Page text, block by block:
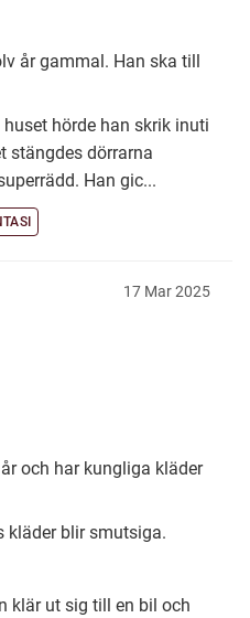
år gammal. Han ska till
hörde han skrik inuti
stängdes dörrarna
Han gic...
17 Mar 2025
och har kungliga kläder
kläder blir smutsiga.
klär ut sig till en bil och